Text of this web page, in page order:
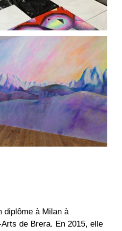
diplôme à Milan à
Arts de Brera. En 2015, elle